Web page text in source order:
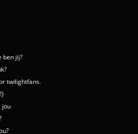
ben jij?
twilightfans.
jou